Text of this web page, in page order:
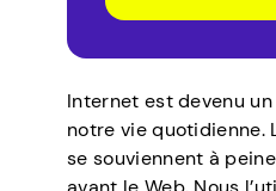
Internet est devenu
notre vie quotidienne.
se souviennent à